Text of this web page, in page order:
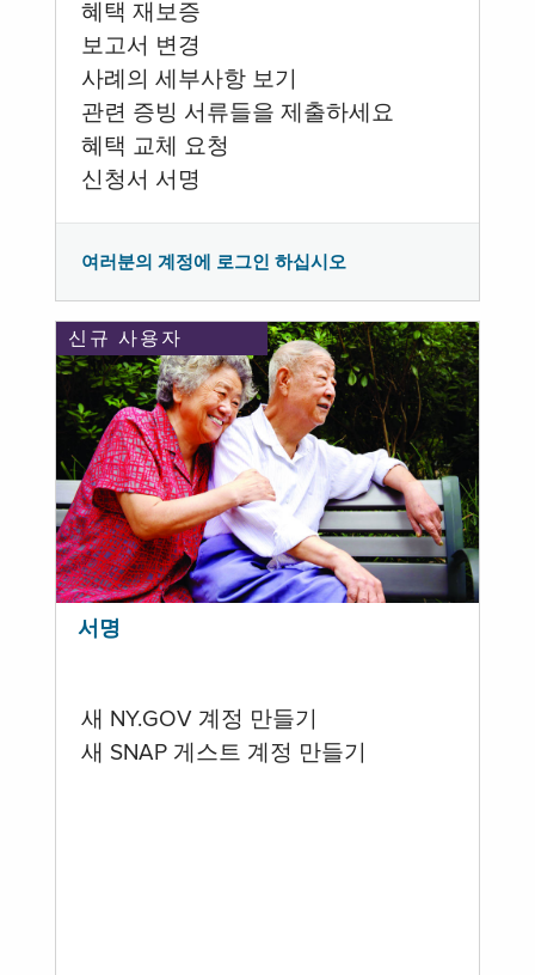
혜택 재보증
보고서 변경
사례의 세부사항 보기
관련 증빙 서류들을 제출하세요
혜택 교체 요청
신청서 서명
여러분의 계정에 로그인 하십시오
신규 사용자
서명
새 NY.GOV 계정 만들기
새 SNAP 게스트 계정 만들기